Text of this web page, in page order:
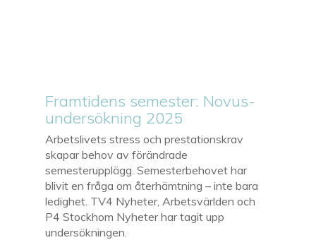
Framtidens semester: Novus-
undersökning 2025
Arbetslivets stress och prestationskrav
skapar behov av förändrade
semesterupplägg. Semesterbehovet har
blivit en fråga om återhämtning – inte bara
ledighet. TV4 Nyheter, Arbetsvärlden och
P4 Stockhom Nyheter har tagit upp
undersökningen.